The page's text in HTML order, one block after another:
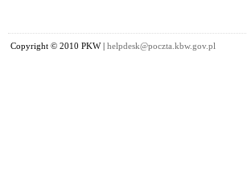
Copyright © 2010 PKW | helpdesk@poczta.kbw.gov.pl